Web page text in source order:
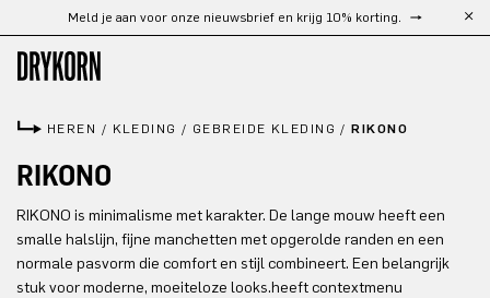
Ga naar de hoofdinhoud
Meld je aan voor onze nieuwsbrief en krijg 10% korting.
HEREN / KLEDING / GEBREIDE KLEDING /RIKONO
RIKONO
RIKONO is minimalisme met karakter. De lange mouw heeft een
smalle halslijn, fijne manchetten met opgerolde randen en een
normale pasvorm die comfort en stijl combineert. Een belangrijk
stuk voor moderne, moeiteloze looks.heeft contextmenu